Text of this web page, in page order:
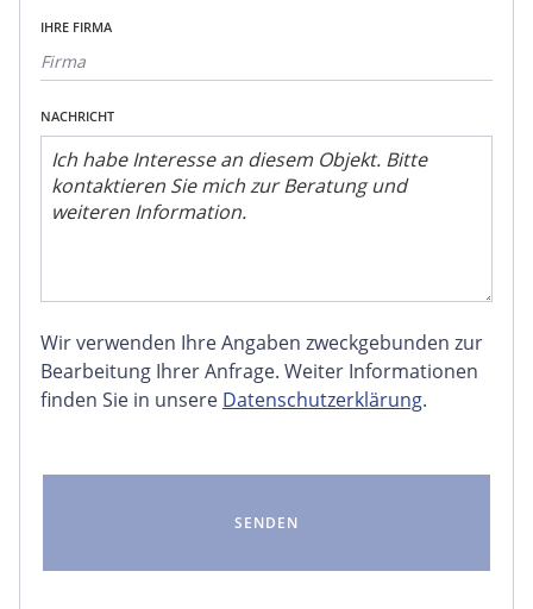
IHRE FIRMA
NACHRICHT
Wir verwenden Ihre Angaben zweckgebunden zur
Bearbeitung Ihrer Anfrage. Weiter Informationen
finden Sie in unsere Datenschutzerklärung.
FACEBOOK
X